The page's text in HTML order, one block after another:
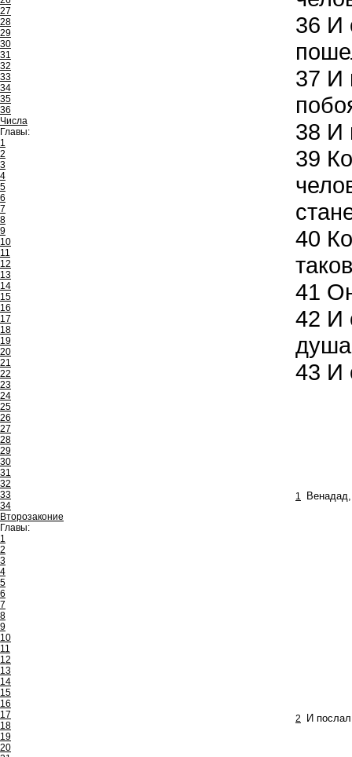
27
28
29
30
31
32
33
34
35
36
Числа
Главы:
1
2
3
4
5
6
7
8
9
10
11
12
13
14
15
16
17
18
19
20
21
22
23
24
25
26
27
28
29
30
31
32
33
34
Второзаконие
Главы:
1
2
3
4
5
6
7
8
9
10
11
12
13
14
15
16
17
18
19
20
36 И
37 И
38 И
39
40
41
42 И
душа
43 И
1
2 И